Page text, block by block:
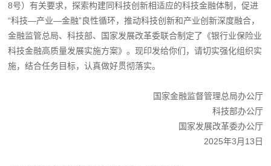
8号）有关要求，探索构建同科技创新相适应的科技金融体制，促进
“科技—产业—金融”良性循环，推动科技创新和产业创新深度融合，
金融监管总局、科技部、国家发展改革委联合制定了《银行业保险业
科技金融高质量发展实施方案》。现印发给你们，请切实强化组织实
施，结合任务目标，认真做好贯彻落实。
国家金融监督管理总局办公厅
科技部办公厅
国家发展改革委办公厅
2025年3月13日